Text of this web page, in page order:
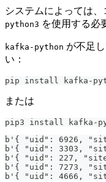
システムによっては
python3 を使用する必
kafka-python が不足
い：
pip install kafka-
または
pip3 install kafka-
b'{ "uid": 6926,
b'{ "uid": 3303,
b'{ "uid": 227,
b'{ "uid": 7273,
b'{ "uid": 4666,